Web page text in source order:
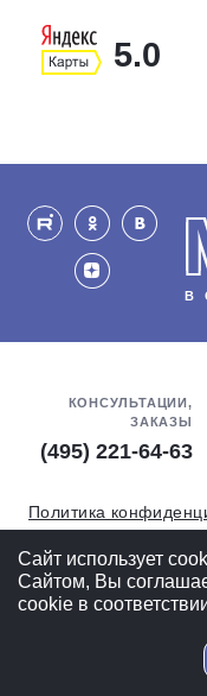
5.0
В
КОНСУЛЬТАЦИИ,
ЗАКАЗЫ
(495) 221-64-63
Политика
Обработка
© 2004-2026
Сайт использует
Сайтом, Вы
cookie в